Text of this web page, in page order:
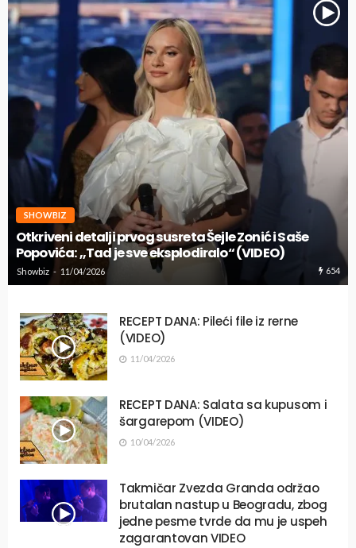
SHOWBIZ
Otkriveni detalji prvog susreta Šejle Zonić i Saše
Popovića: ,,Tad je sve eksplodiralo“ (VIDEO)
Showbiz 11/04/2026 654
RECEPT DANA: Pileći file iz rerne
(VIDEO)
11/04/2026
RECEPT DANA: Salata sa kupusom i
šargarepom (VIDEO)
10/04/2026
Takmičar Zvezda Granda održao
brutalan nastup u Beogradu, zbog
jedne pesme tvrde da mu je uspeh
zagarantovan VIDEO